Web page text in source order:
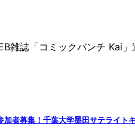
誌「コミックバンチ Kai」
者募集！千葉大学墨田サテライト